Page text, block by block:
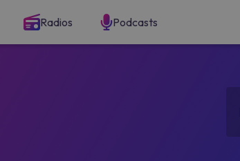
Radios Podcasts